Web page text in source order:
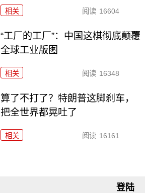
相关 阅读 16604
“工厂的工厂”：中国这棋彻底颠覆
全球工业版图
相关 阅读 16348
算了不打了？特朗普这脚刹车，
把全世界都晃吐了
相关 阅读 16161
登陆